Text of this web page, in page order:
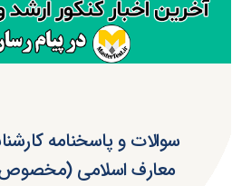
سوالات و پاسخنامه
معارف اسلامی (مخصوص